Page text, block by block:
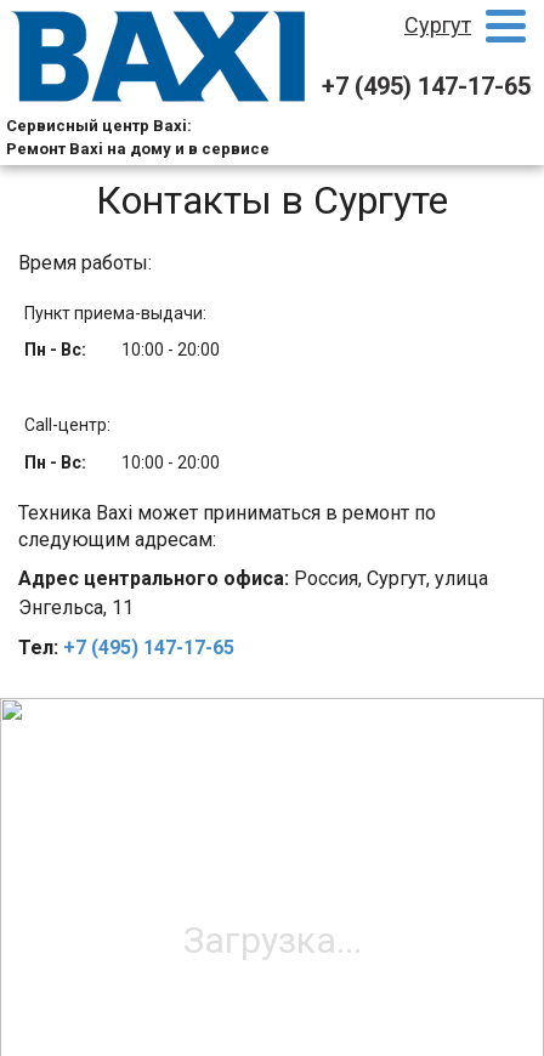
Сургут
+7 (495) 147-17-65
Сервисный центр Baxi:
Ремонт Baxi на дому и в сервисе
Контакты в Сургуте
Время работы:
Пункт приема-выдачи:
Пн - Вс:
10:00 - 20:00
Call-центр:
Пн - Вс:
10:00 - 20:00
Техника Baxi может приниматься в ремонт по
следующим адресам:
Адрес центрального офиса: Россия, Сургут, улица
Энгельса, 11
Тел: +7 (495) 147-17-65